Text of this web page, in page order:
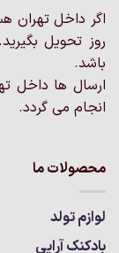
روز تحویل
باشد.
ارسال ها داخل
انجام می گردد.
محصولات ما
لوازم تولد
بادکنک آرایی